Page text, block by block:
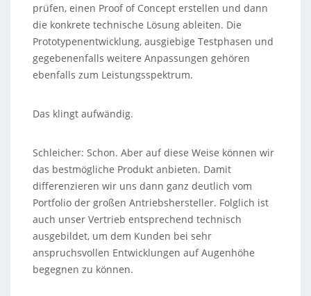
prüfen, einen Proof of Concept erstellen und dann
die konkrete technische Lösung ableiten. Die
Prototypenentwicklung, ausgiebige Testphasen und
gegebenenfalls weitere Anpassungen gehören
ebenfalls zum Leistungsspektrum.
Das klingt aufwändig.
Schleicher: Schon. Aber auf diese Weise können wir
das bestmögliche Produkt anbieten. Damit
differenzieren wir uns dann ganz deutlich vom
Portfolio der großen Antriebshersteller. Folglich ist
auch unser Vertrieb entsprechend technisch
ausgebildet, um dem Kunden bei sehr
anspruchsvollen Entwicklungen auf Augenhöhe
begegnen zu können.